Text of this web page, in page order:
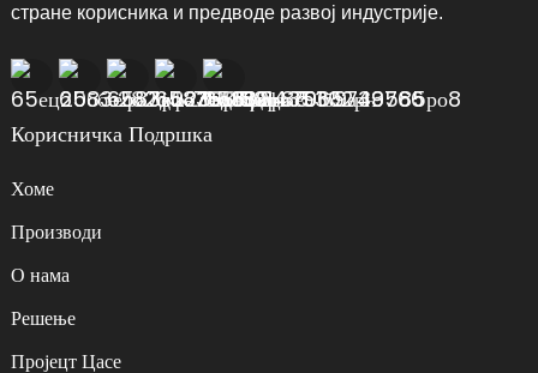
стране корисника и предводе развој индустрије.
Корисничка Подршка
Хоме
Производи
О нама
Решење
Пројецт Цасе